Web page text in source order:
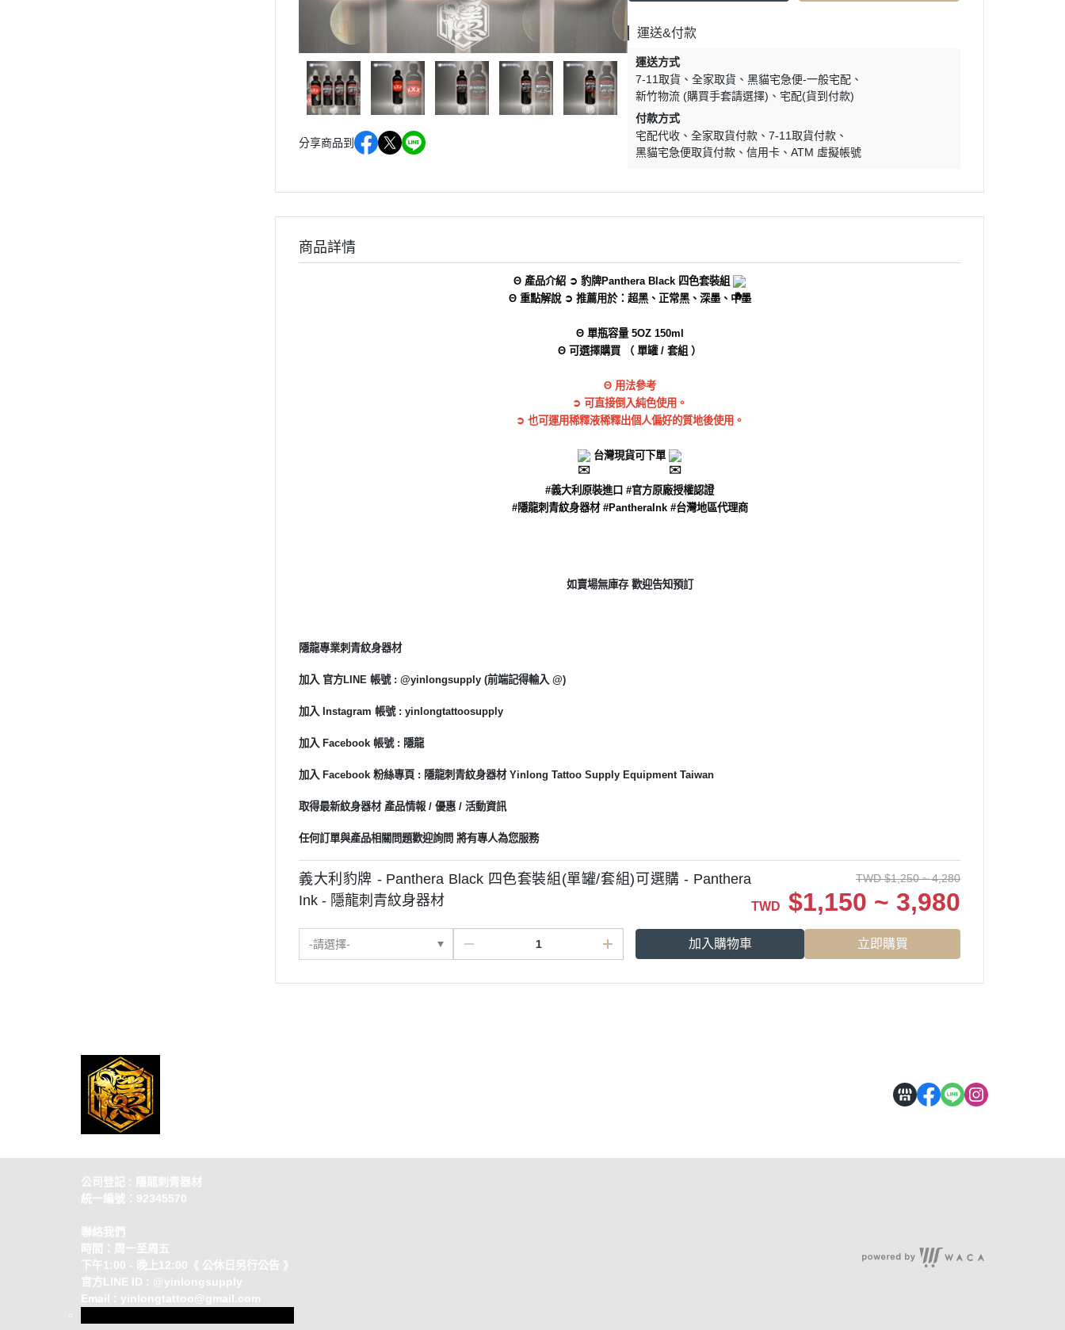
分享商品到
運送&付款
運送方式
7-11取貨
全家取貨
黑貓宅急便-一般宅配
新竹物流 (購買手套請選擇)
宅配(貨到付款)
付款方式
宅配代收
全家取貨付款
7-11取貨付款
黑貓宅急便取貨付款
信用卡 ATM 虛擬帳號
商品詳情
Θ 產品介紹 ➲ 豹牌Panthera Black 四色套裝組
Θ 重點解說 ➲ 推薦用於：超黑、正常黑、深墨、中墨
Θ 單瓶容量 5OZ 150ml
Θ 可選擇購買 （ 單罐 / 套組 ）
Θ 用法參考
➲ 可直接倒入純色使用。
➲ 也可運用稀釋液稀釋出個人偏好的質地後使用。
台灣現貨可下單
#義大利原裝進口 #官方原廠授權認證
#隱龍刺青紋身器材 #PantheraInk #台灣地區代理商
如賣場無庫存 歡迎告知預訂
隱龍專業刺青紋身器材
加入 官方LINE 帳號 : @yinlongsupply (前端記得輸入 @)
加入 Instagram 帳號 : yinlongtattoosupply
加入 Facebook 帳號 : 隱龍
加入 Facebook 粉絲專頁 : 隱龍刺青紋身器材 Yinlong Tattoo Supply Equipment Taiwan
取得最新紋身器材 產品情報 / 優惠 / 活動資訊
任何訂單與產品相關問題歡迎詢問 將有專人為您服務
義大利豹牌 - Panthera Black 四色套裝組(單罐/套組)可選購 - Panthera
Ink - 隱龍刺青紋身器材
TWD $1,250 ~ 4,280
TWD $1,150 ~ 3,980
-請選擇- 加入購物車 立即購買
公司登記 : 隱龍刺青器材
統一編號：92345570
聯絡我們
時間：周一至周五
下午1:00 - 晚上12:00《 公休日另行公告 》
官方LINE ID : @yinlongsupply
Email : yinlongtattoo@gmail.com